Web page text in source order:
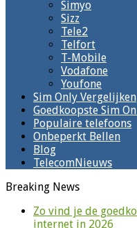
Simyo
Sizz
Tele2
Telfort
T-Mobile
Vodafone
Youfone
Sim Only Vergelijken
Goedkoopste Sim
Populaire telefoons
Onbeperkt Bellen
Blog
TelecomNieuws
Breaking News
Zo vind je de
internet in 2026